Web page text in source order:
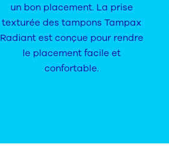
un bon placement. La prise
texturée des tampons Tampax
Radiant est conçue pour rendre
le placement facile et
confortable.